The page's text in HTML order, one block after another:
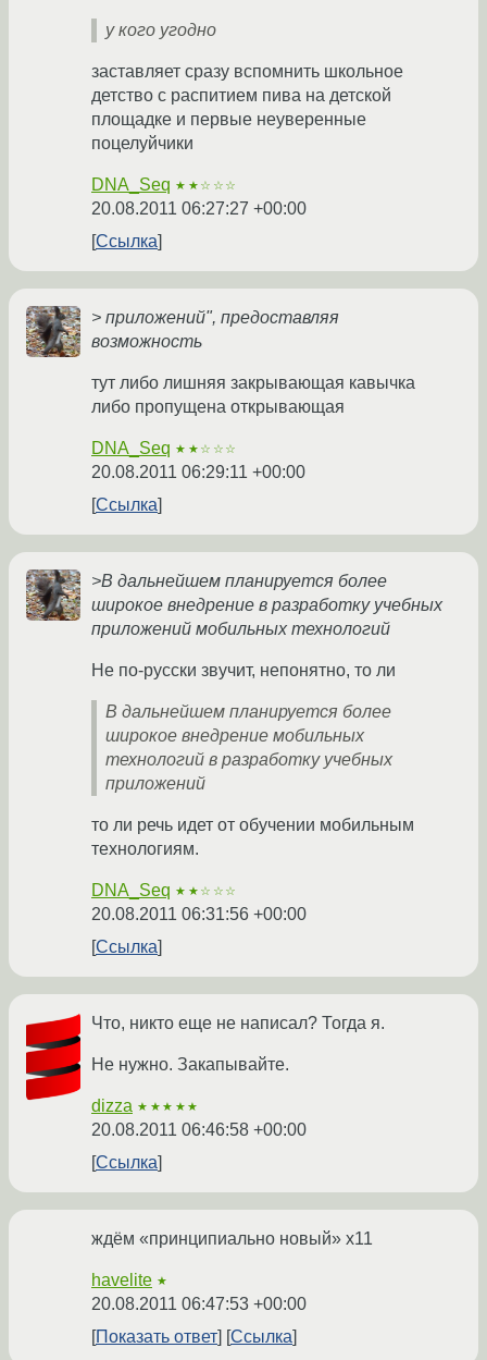
у кого угодно
заставляет сразу вспомнить школьное
детство с распитием пива на детской
площадке и первые неуверенные
поцелуйчики
DNA_Seq ★★☆☆☆
20.08.2011 06:27:27 +00:00
Ссылка
> приложений", предоставляя
возможность
тут либо лишняя закрывающая кавычка
либо пропущена открывающая
DNA_Seq ★★☆☆☆
20.08.2011 06:29:11 +00:00
Ссылка
>В дальнейшем планируется более
широкое внедрение в разработку учебных
приложений мобильных технологий
Не по-русски звучит, непонятно, то ли
В дальнейшем планируется более
широкое внедрение мобильных
технологий в разработку учебных
приложений
то ли речь идет от обучении мобильным
технологиям.
DNA_Seq ★★☆☆☆
20.08.2011 06:31:56 +00:00
Ссылка
Что, никто еще не написал? Тогда я.
Не нужно. Закапывайте.
dizza ★★★★★
20.08.2011 06:46:58 +00:00
Ссылка
ждём «принципиально новый» x11
havelite ★
20.08.2011 06:47:53 +00:00
Показать ответ
Ссылка